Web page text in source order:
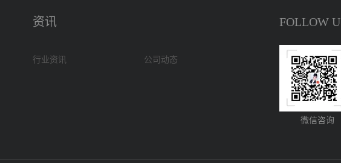
资讯
行业资讯 公司动态
FOLLOW
微信咨询